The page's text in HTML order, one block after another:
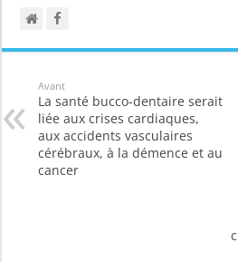
Avant
La santé bucco-dentaire serait
liée aux crises cardiaques,
aux accidents vasculaires
cérébraux, à la démence et au
cancer